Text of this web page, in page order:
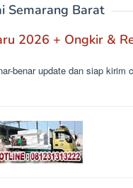
Semarang Barat
2026 + Ongkir &
benar update dan siap kirim